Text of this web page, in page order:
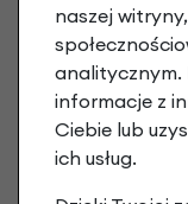
naszej
analitycznym.
informacje z
Ciebie lub
ich usług.